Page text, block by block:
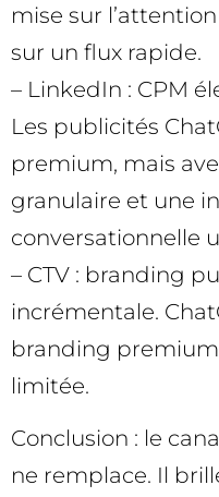
mise sur
sur un flux rapide.
– LinkedIn : CPM
Les publicités
premium, mais
granulaire et une
conversationnelle
– CTV : branding
incrémentale.
branding
limitée.
Conclusion : le
ne remplace. Il